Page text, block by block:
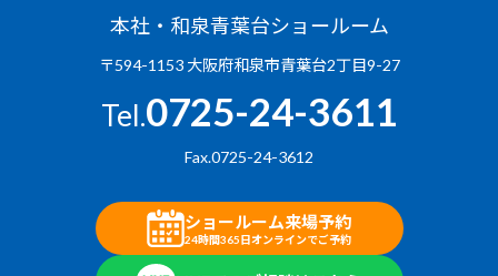
本社・和泉青葉台ショールーム
〒594-1153 大阪府和泉市青葉台2丁目9-27
Tel.0725-24-3611
Fax.0725-24-3612
ショールーム来場予約
24時間365日オンラインでご予約